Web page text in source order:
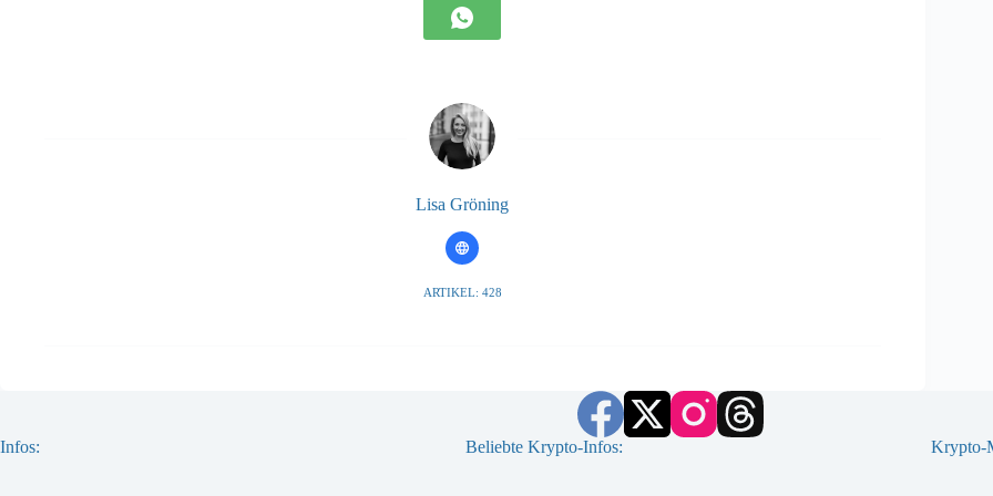
Lisa Gröning
ARTIKEL: 428
Infos: Beliebte Krypto-Infos: Krypto-